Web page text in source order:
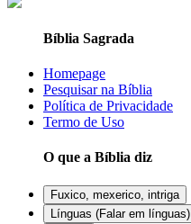
Bíblia Sagrada
Homepage
Pesquisar na Bíblia
Política de Privacidade
Termo de Uso
O que a Bíblia diz
Fuxico, mexerico, intriga
Línguas (Falar em línguas)